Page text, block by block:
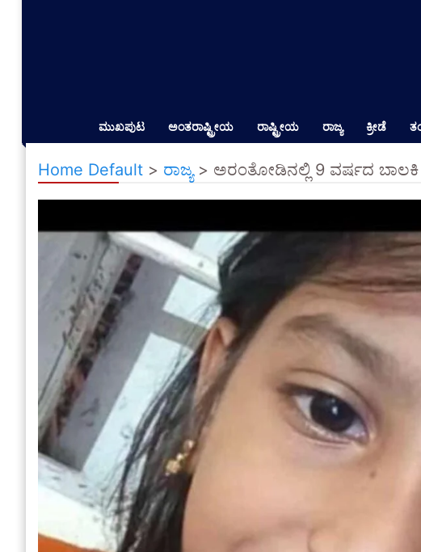
ಮುಖಪುಟ ಅಂತರಾಷ್ಟ್ರೀಯ ರಾಷ್ಟ್ರೀಯ ರಾಜ್ಯ ಕ್ರೀಡೆ
Home Default > ರಾಜ್ಯ> ಅರಂತೋಡಿನಲ್ಲಿ 9 ವರ್ಷದ ಬಾಲಕಿ